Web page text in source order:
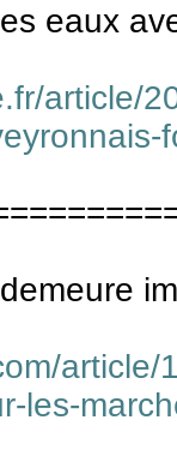
eaux
article/
les-